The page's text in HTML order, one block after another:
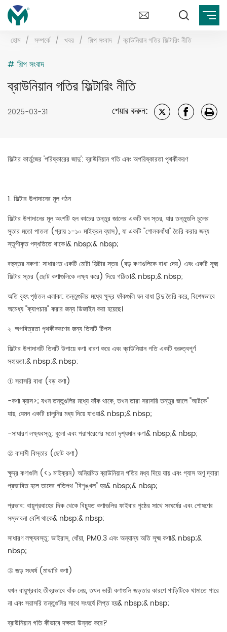
হোম / সম্পর্কে / খবর / শিল্প সংবাদ / ব্রাউনিয়ান গতির ফিল্টারিং নীতি
# শিল্প সংবাদ
ব্রাউনিয়ান গতির ফিল্টারিং নীতি
2025-03-31 শেয়ার করুন:
ফিল্টার কার্তুজের 'পরিষ্কারের জাদু': ব্রাউনিয়ান গতি এবং অপরিষ্কারতা পৃথকীকরণ
1. ফিল্টার উপাদানের মূল গঠন
ফিল্টার উপাদানের মূল অংশটি হল কাচের তন্তুর জালের একটি ঘন স্তর, যার তন্তুগুলি চুলের
সুতার মতো পাতলা (প্রায় ১-১০ মাইক্রন ব্যাস), যা একটি "গোলকধাঁধা" তৈরি করার জন্য
স্তূপীকৃত পদ্ধতিতে থাকে।& nbsp;& nbsp;
বহুস্তর নকশা: সাধারণত একটি মোটা ফিল্টার স্তর (বড় কণাগুলিকে বাধা দেয়) এবং একটি সূক্ষ্ম
ফিল্টার স্তর (ছোট কণাগুলিকে লক্ষ্য করে) দিয়ে গঠিত।& nbsp;& nbsp;
অতি বৃহৎ পৃষ্ঠতল এলাকা: তন্তুগুলির মধ্যে ক্ষুদ্র ফাঁকগুলি ঘন বাধা বিন্দু তৈরি করে, বিশেষভাবে
অমেধ্য "ক্যাপচার" করার জন্য ডিজাইন করা হয়েছে।
২. অপবিত্রতা পৃথকীকরণের জন্য তিনটি টিপস
ফিল্টার উপাদানটি তিনটি উপায়ে কণা ধারণ করে এবং ব্রাউনিয়ান গতি একটি গুরুত্বপূর্ণ
সহায়তা:& nbsp;& nbsp;
① সরাসরি বাধা (বড় কণা)
-কণা ব্যাস>; যখন তন্তুগুলির মধ্যে ফাঁক থাকে, তখন তারা সরাসরি তন্তুর জালে "আটকে"
যায়, যেমন একটি চালুনির মধ্য দিয়ে যাওয়া& nbsp;& nbsp;
-সাধারণ লক্ষ্যবস্তু: ধুলো এবং পরাগরেণের মতো দৃশ্যমান কণা& nbsp;& nbsp;
② বাদামী বিস্তার (ছোট কণা)
ক্ষুদ্র কণাগুলি (<১ মাইক্রন) অনিয়মিত ব্রাউনিয়ান গতির মধ্য দিয়ে যায় এবং গ্যাস অণু দ্বারা
প্রভাবিত হলে তাদের গতিপথ "বিশৃঙ্খল" হয়& nbsp;& nbsp;
প্রভাব: বায়ুপ্রবাহের দিক থেকে বিচ্যুত কণাগুলির ফাইবার পৃষ্ঠের সাথে সংঘর্ষের এবং শোষণের
সম্ভাবনা বেশি থাকে& nbsp;& nbsp;
সাধারণ লক্ষ্যবস্তু: ভাইরাস, ধোঁয়া, PM0.3 এবং অন্যান্য অতি সূক্ষ্ম কণা& nbsp;&
nbsp;
③ জড় সংঘর্ষ (মাঝারি কণা)
যখন বায়ুপ্রবাহ তীব্রভাবে বাঁক নেয়, তখন ভারী কণাগুলি জড়তার কারণে গাড়িটিকে থামাতে পারে
না এবং সরাসরি তন্তুগুলির সাথে সংঘর্ষে লিপ্ত হয়& nbsp;& nbsp;
ব্রাউনিয়ান গতি কীভাবে দক্ষতা উন্নত করে?